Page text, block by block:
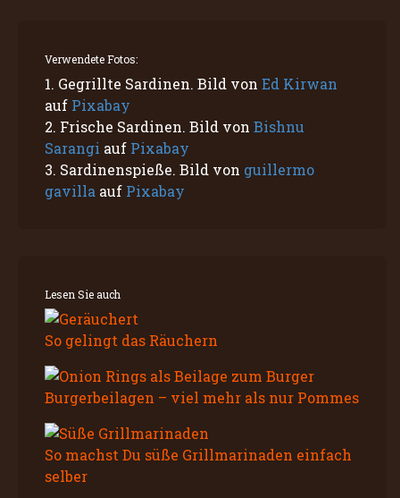
Verwendete Fotos:
1. Gegrillte Sardinen. Bild von Ed Kirwan
auf Pixabay
2. Frische Sardinen. Bild von Bishnu
Sarangi auf Pixabay
3. Sardinenspieße. Bild von guillermo
gavilla auf Pixabay
Lesen Sie auch
So gelingt das Räuchern
Burgerbeilagen – viel mehr als nur Pommes
So machst Du süße Grillmarinaden einfach
selber